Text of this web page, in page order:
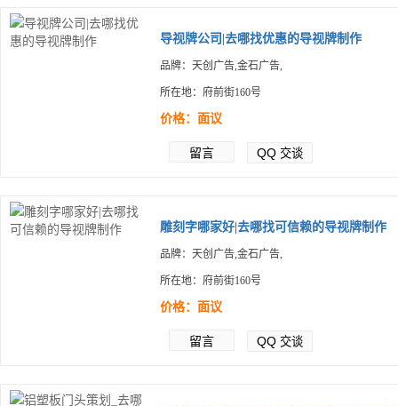
导视牌公司|去哪找优惠的导视牌制作
品牌：天创广告,金石广告,
所在地：府前街160号
价格：面议
留言 QQ 交谈
雕刻字哪家好|去哪找可信赖的导视牌制作
品牌：天创广告,金石广告,
所在地：府前街160号
价格：面议
留言 QQ 交谈